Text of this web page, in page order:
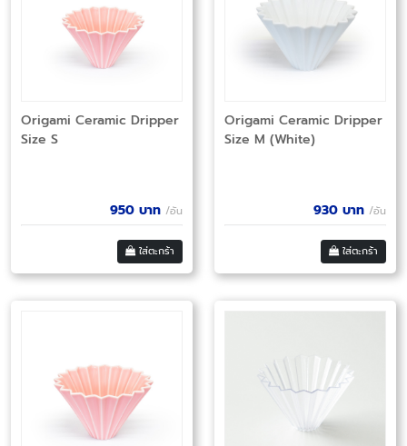
Origami Ceramic Dripper
Size S
950 บาท /อัน
ใส่ตะกร้า
Origami Ceramic Dripper
Size M (White)
930 บาท /อัน
ใส่ตะกร้า